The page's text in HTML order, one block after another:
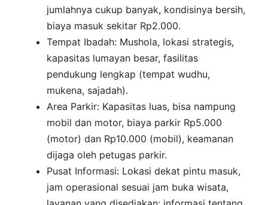
jumlahnya cukup banyak, kondisinya bersih,
biaya masuk sekitar Rp2.000.
Tempat Ibadah: Mushola, lokasi strategis,
kapasitas lumayan besar, fasilitas
pendukung lengkap (tempat wudhu,
mukena, sajadah).
Area Parkir: Kapasitas luas, bisa nampung
mobil dan motor, biaya parkir Rp5.000
(motor) dan Rp10.000 (mobil), keamanan
dijaga oleh petugas parkir.
Pusat Informasi: Lokasi dekat pintu masuk,
jam operasional sesuai jam buka wisata,